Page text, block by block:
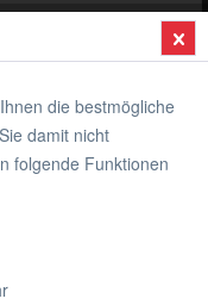
die bestmögliche
damit nicht
folgende Funktionen